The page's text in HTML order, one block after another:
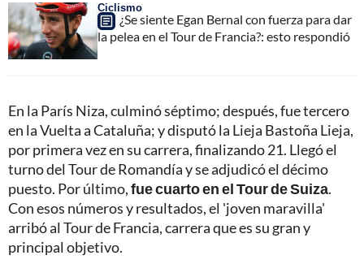
Ciclismo
¿Se siente Egan Bernal con fuerza para dar
la pelea en el Tour de Francia?: esto respondió
En la París Niza, culminó séptimo; después, fue tercero
en la Vuelta a Cataluña; y disputó la Lieja Bastoña Lieja,
por primera vez en su carrera, finalizando 21. Llegó el
turno del Tour de Romandía y se adjudicó el décimo
puesto. Por último,fue cuarto en el Tour de Suiza.
Con esos números y resultados, el 'joven maravilla'
arribó al Tour de Francia, carrera que es su gran y
principal objetivo.